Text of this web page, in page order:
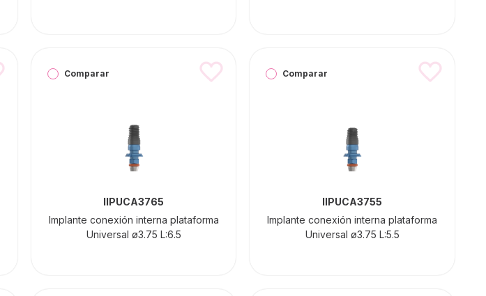
Comparar
IIPUCA3765
Implante conexión interna plataforma
Universal ø3.75 L:6.5
Comparar
IIPUCA3755
Implante conexión interna plataforma
Universal ø3.75 L:5.5